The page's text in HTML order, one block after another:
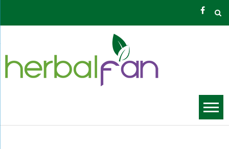
content